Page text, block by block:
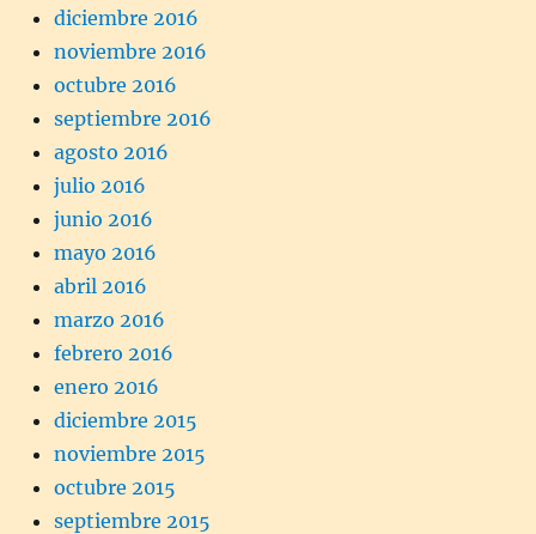
diciembre 2016
noviembre 2016
octubre 2016
septiembre 2016
agosto 2016
julio 2016
junio 2016
mayo 2016
abril 2016
marzo 2016
febrero 2016
enero 2016
diciembre 2015
noviembre 2015
octubre 2015
septiembre 2015